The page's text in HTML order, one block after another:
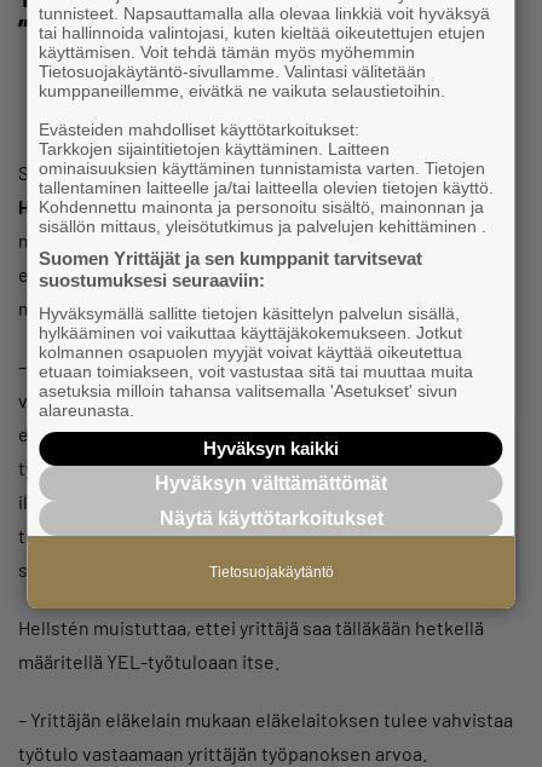
”pyyhkeistä”
Suomen Yrittäjien työmarkkina-asioiden päällikköHarri
Hellsténon viime päivinä seurannut tiiviisti sosiaalisessa
mediassa vellonutta YEL-keskustelua. Hän huomauttaa,
että YEL-uudistuksen lähtökohtana on eläkeyhtiöiden
moitteita saanut toiminta.
– Muutos tehdään erityisesti siksi, että eläkeyhtiöt saivat
vuoden 2021 kesällä pyyhkeitä Finanssivalvonnalta siitä,
etteivät ne ole vahvistaneet YEL-työtuloja lain mukaan
työpanoksen arvoa harkiten vaan pelkän yrittäjän
ilmoituksen perusteella. Esitys lain muuttamiseksi ei ole
tullut Suomen Yrittäjiltä vaan sen ovat valmistelleet
sosiaali- ja terveysministeriön virkamiehet.
Hellstén muistuttaa, ettei yrittäjä saa tälläkään hetkellä
määritellä YEL-työtuloaan itse.
– Yrittäjän eläkelain mukaan eläkelaitoksen tulee vahvistaa
työtulo vastaamaan yrittäjän työpanoksen arvoa.
tunnisteet. Napsauttamalla alla olevaa linkkiä voit hyväksyä
tai hallinnoida valintojasi, kuten kieltää oikeutettujen etujen
käyttämisen. Voit tehdä tämän myös myöhemmin
Tietosuojakäytäntö-sivullamme. Valintasi välitetään
kumppaneillemme, eivätkä ne vaikuta selaustietoihin.
Evästeiden mahdolliset käyttötarkoitukset:
Tarkkojen sijaintitietojen käyttäminen. Laitteen
ominaisuuksien käyttäminen tunnistamista varten. Tietojen
tallentaminen laitteelle ja/tai laitteella olevien tietojen käyttö.
Kohdennettu mainonta ja personoitu sisältö, mainonnan ja
sisällön mittaus, yleisötutkimus ja palvelujen kehittäminen .
Suomen Yrittäjät ja sen kumppanit tarvitsevat
suostumuksesi seuraaviin:
Hyväksymällä sallitte tietojen käsittelyn palvelun sisällä,
hylkääminen voi vaikuttaa käyttäjäkokemukseen. Jotkut
kolmannen osapuolen myyjät voivat käyttää oikeutettua
etuaan toimiakseen, voit vastustaa sitä tai muuttaa muita
asetuksia milloin tahansa valitsemalla 'Asetukset' sivun
alareunasta.
Hyväksyn kaikki
Hyväksyn välttämättömät
Näytä käyttötarkoitukset
Tietosuojakäytäntö